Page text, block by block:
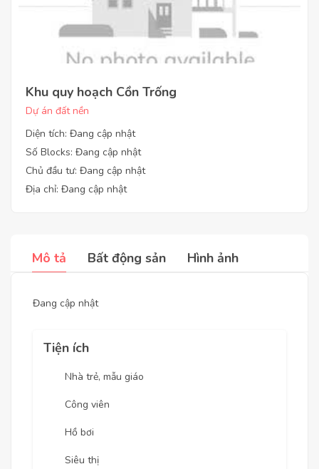
Khu quy hoạch Cồn Trống
Dự án đất nền
Diện tích: Đang cập nhật
Số Blocks: Đang cập nhật
Chủ đầu tư: Đang cập nhật
Địa chỉ: Đang cập nhật
Mô tả Bất động sản Hình ảnh
Đang cập nhật
Tiện ích
Nhà trẻ, mẫu giáo
Công viên
Hồ bơi
Siêu thị